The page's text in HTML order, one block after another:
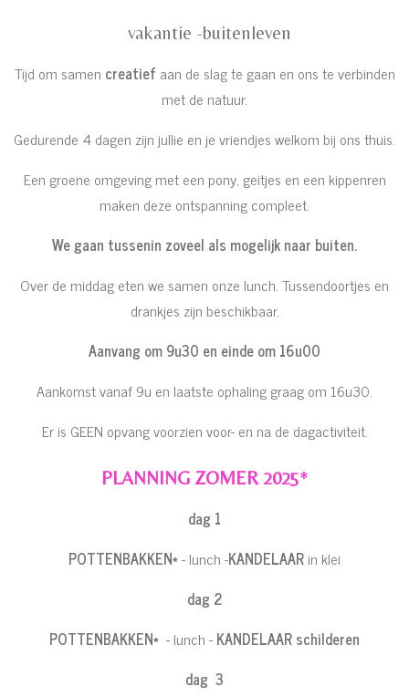
vakantie -buitenleven
Tijd om samen creatief aan de slag te gaan en ons te verbinden
met de natuur.
Gedurende 4 dagen zijn jullie en je vriendjes welkom bij ons thuis.
Een groene omgeving met een pony, geitjes en een kippenren
maken deze ontspanning compleet.
We gaan tussenin zoveel als mogelijk naar buiten.
Over de middag eten we samen onze lunch. Tussendoortjes en
drankjes zijn beschikbaar.
Aanvang om 9u30 en einde om 16u00
Aankomst vanaf 9u en laatste ophaling graag om 16u30.
Er is GEEN opvang voorzien voor- en na de dagactiviteit.
PLANNING ZOMER 2025*
dag 1
POTTENBAKKEN*- lunch -KANDELAARin klei
dag 2
POTTENBAKKEN* - lunch -KANDELAAR schilderen
dag 3